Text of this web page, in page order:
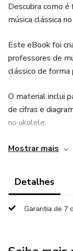
Descubra como
música clássica
Este eBook foi
professores de
clássico de forma
O material inclui
de cifras e
no ukulele.
Os arranjos foram
Mostrar mais
Detalhes
Garantia de 7